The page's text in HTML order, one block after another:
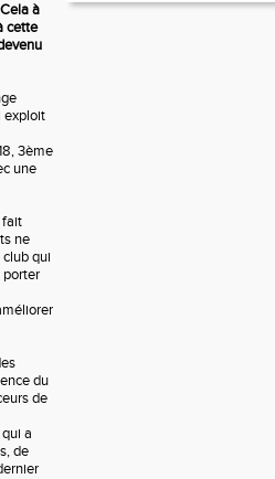
à
cette
exploit
3ème
une
fait
ne
qui
porter
du
de
qui a
de